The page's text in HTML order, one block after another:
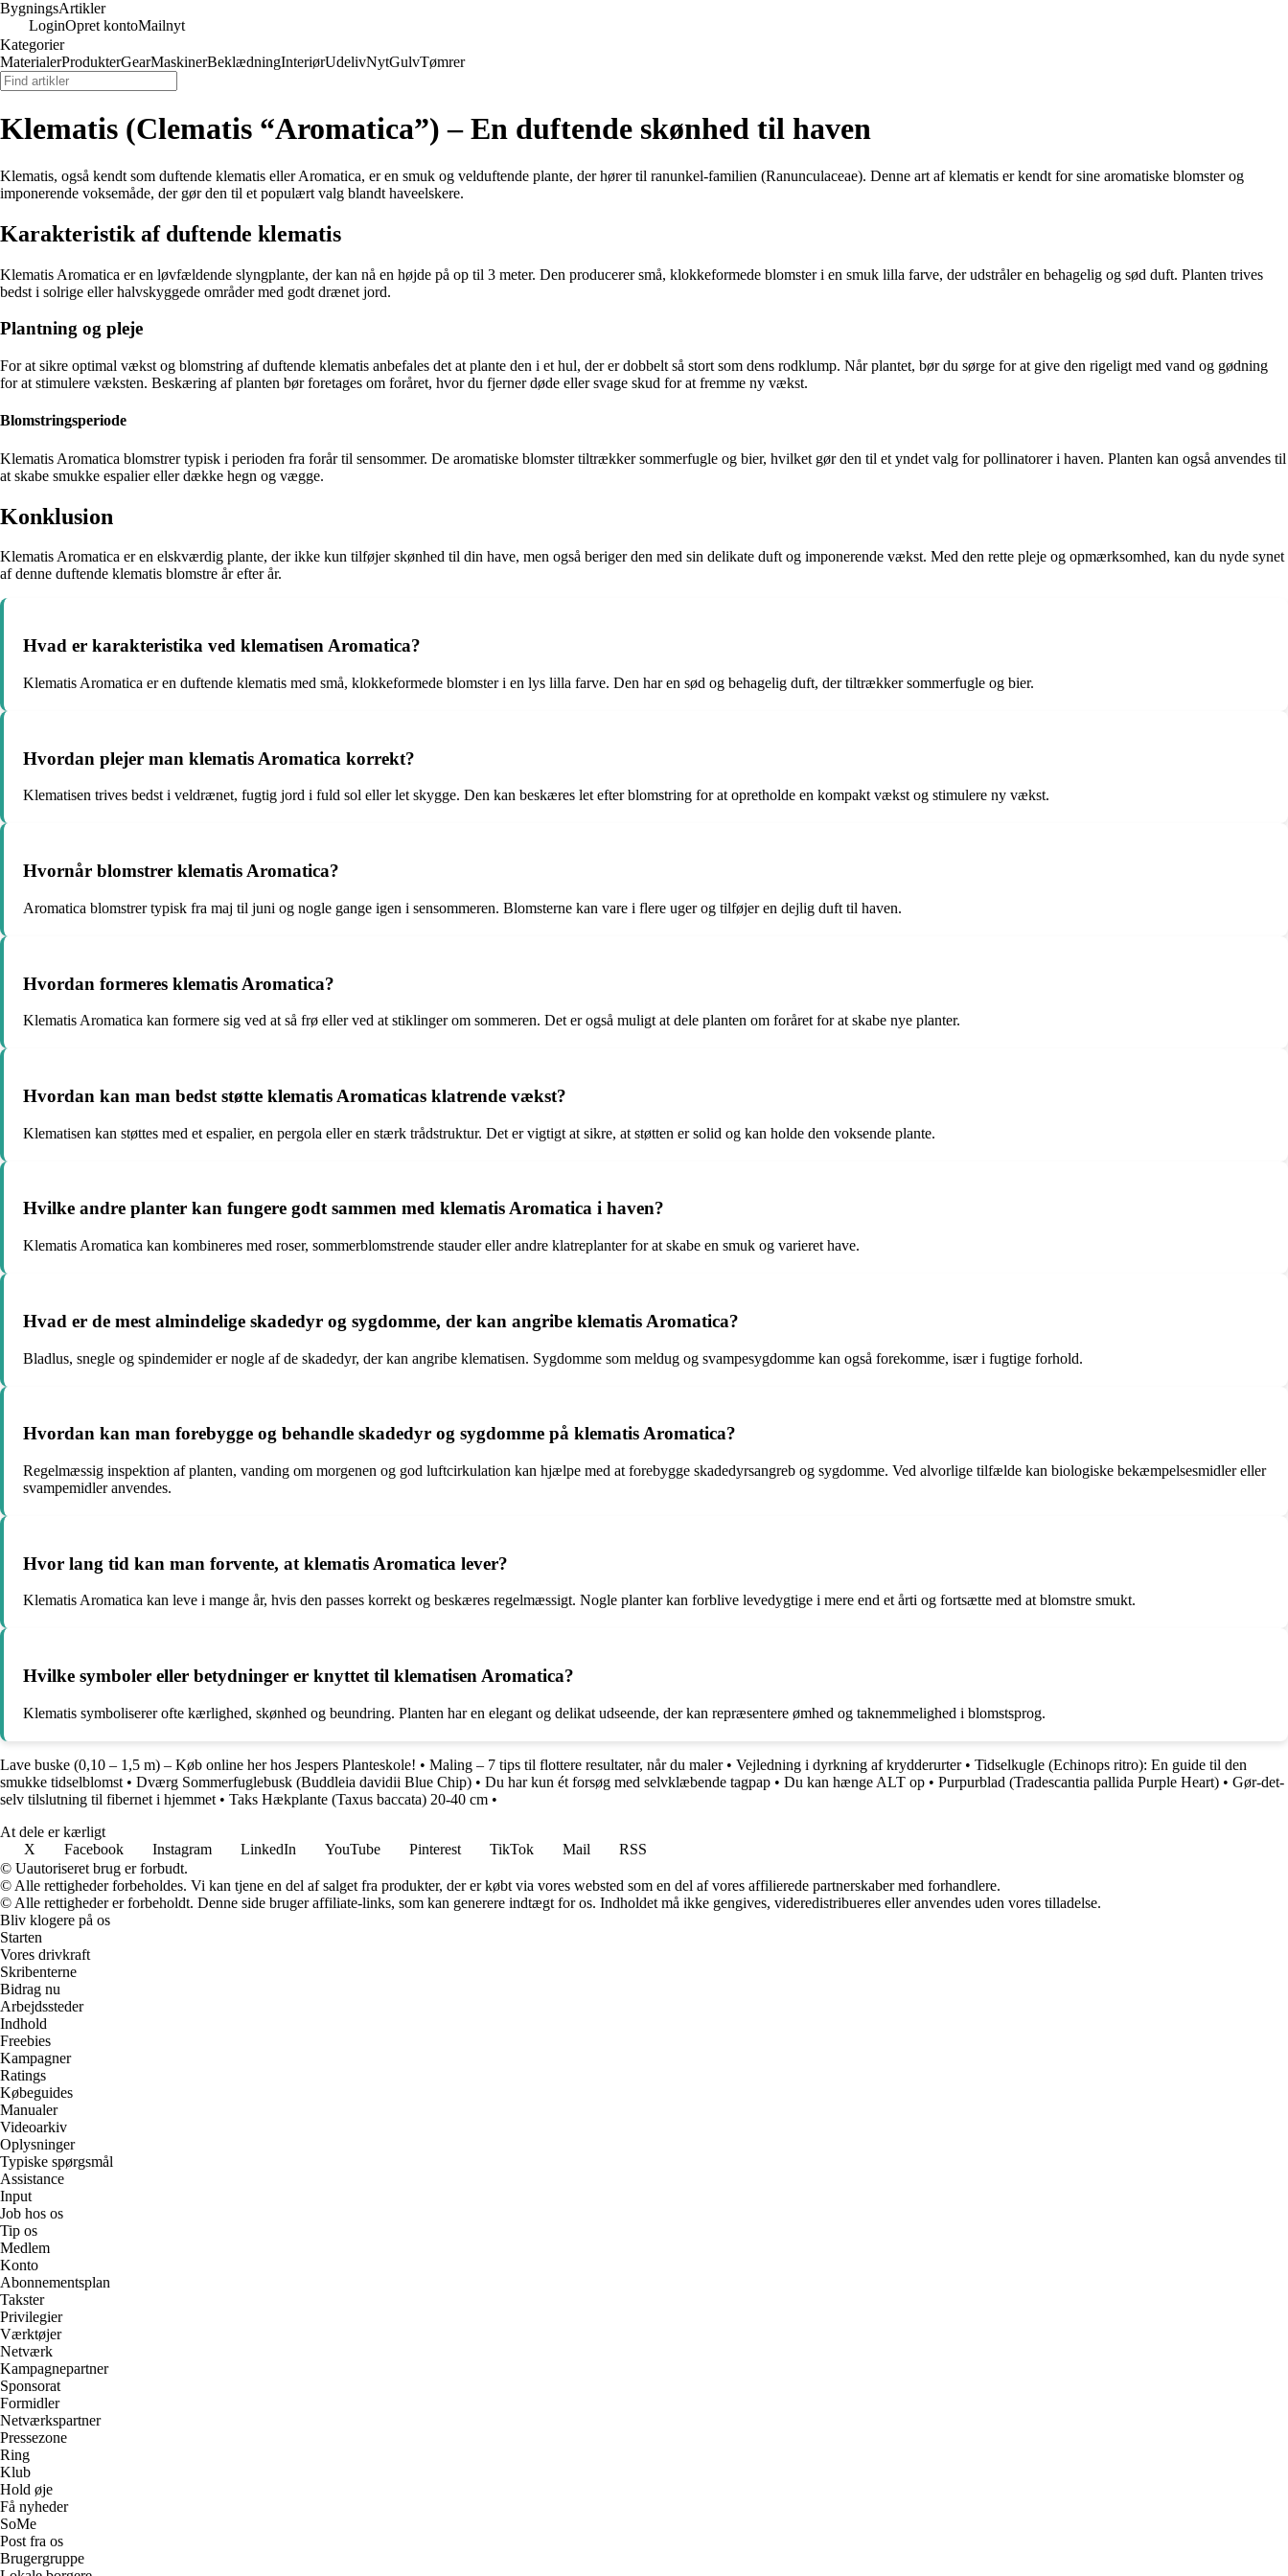
BygningsArtikler
LoginOpret kontoMailnyt
Kategorier
MaterialerProdukterGearMaskinerBeklædningInteriørUdelivNytGulvTømrer
Klematis (Clematis “Aromatica”) – En duftende skønhed til haven
Klematis, også kendt som duftende klematis eller Aromatica, er en smuk og velduftende plante, der hører til ranunkel-familien (Ranunculaceae). Denne art af klematis er kendt for sine aromatiske blomster og
imponerende voksemåde, der gør den til et populært valg blandt haveelskere.
Karakteristik af duftende klematis
Klematis Aromatica er en løvfældende slyngplante, der kan nå en højde på op til 3 meter. Den producerer små, klokkeformede blomster i en smuk lilla farve, der udstråler en behagelig og sød duft. Planten trives
bedst i solrige eller halvskyggede områder med godt drænet jord.
Plantning og pleje
For at sikre optimal vækst og blomstring af duftende klematis anbefales det at plante den i et hul, der er dobbelt så stort som dens rodklump. Når plantet, bør du sørge for at give den rigeligt med vand og gødning
for at stimulere væksten. Beskæring af planten bør foretages om foråret, hvor du fjerner døde eller svage skud for at fremme ny vækst.
Blomstringsperiode
Klematis Aromatica blomstrer typisk i perioden fra forår til sensommer. De aromatiske blomster tiltrækker sommerfugle og bier, hvilket gør den til et yndet valg for pollinatorer i haven. Planten kan også anvendes til
at skabe smukke espalier eller dække hegn og vægge.
Konklusion
Klematis Aromatica er en elskværdig plante, der ikke kun tilføjer skønhed til din have, men også beriger den med sin delikate duft og imponerende vækst. Med den rette pleje og opmærksomhed, kan du nyde synet
af denne duftende klematis blomstre år efter år.
Hvad er karakteristika ved klematisen Aromatica?
Klematis Aromatica er en duftende klematis med små, klokkeformede blomster i en lys lilla farve. Den har en sød og behagelig duft, der tiltrækker sommerfugle og bier.
Hvordan plejer man klematis Aromatica korrekt?
Klematisen trives bedst i veldrænet, fugtig jord i fuld sol eller let skygge. Den kan beskæres let efter blomstring for at opretholde en kompakt vækst og stimulere ny vækst.
Hvornår blomstrer klematis Aromatica?
Aromatica blomstrer typisk fra maj til juni og nogle gange igen i sensommeren. Blomsterne kan vare i flere uger og tilføjer en dejlig duft til haven.
Hvordan formeres klematis Aromatica?
Klematis Aromatica kan formere sig ved at så frø eller ved at stiklinger om sommeren. Det er også muligt at dele planten om foråret for at skabe nye planter.
Hvordan kan man bedst støtte klematis Aromaticas klatrende vækst?
Klematisen kan støttes med et espalier, en pergola eller en stærk trådstruktur. Det er vigtigt at sikre, at støtten er solid og kan holde den voksende plante.
Hvilke andre planter kan fungere godt sammen med klematis Aromatica i haven?
Klematis Aromatica kan kombineres med roser, sommerblomstrende stauder eller andre klatreplanter for at skabe en smuk og varieret have.
Hvad er de mest almindelige skadedyr og sygdomme, der kan angribe klematis Aromatica?
Bladlus, snegle og spindemider er nogle af de skadedyr, der kan angribe klematisen. Sygdomme som meldug og svampesygdomme kan også forekomme, især i fugtige forhold.
Hvordan kan man forebygge og behandle skadedyr og sygdomme på klematis Aromatica?
Regelmæssig inspektion af planten, vanding om morgenen og god luftcirkulation kan hjælpe med at forebygge skadedyrsangreb og sygdomme. Ved alvorlige tilfælde kan biologiske bekæmpelsesmidler eller
svampemidler anvendes.
Hvor lang tid kan man forvente, at klematis Aromatica lever?
Klematis Aromatica kan leve i mange år, hvis den passes korrekt og beskæres regelmæssigt. Nogle planter kan forblive levedygtige i mere end et årti og fortsætte med at blomstre smukt.
Hvilke symboler eller betydninger er knyttet til klematisen Aromatica?
Klematis symboliserer ofte kærlighed, skønhed og beundring. Planten har en elegant og delikat udseende, der kan repræsentere ømhed og taknemmelighed i blomstsprog.
Lave buske (0,10 – 1,5 m) – Køb online her hos Jespers Planteskole! • Maling – 7 tips til flottere resultater, når du maler• Vejledning i dyrkning af krydderurter• Tidselkugle (Echinops ritro): En guide til den
smukke tidselblomst • Dværg Sommerfuglebusk (Buddleia davidii Blue Chip) • Du har kun ét forsøg med selvklæbende tagpap • Du kan hænge ALT op • Purpurblad (Tradescantia pallida Purple Heart) • Gør-det-
selv tilslutning til fibernet i hjemmet • Taks Hækplante (Taxus baccata) 20-40 cm •
At dele er kærligt
X
Facebook Instagram LinkedIn YouTube Pinterest TikTok Mail
RSS
© Uautoriseret brug er forbudt.
© Alle rettigheder forbeholdes. Vi kan tjene en del af salget fra produkter, der er købt via vores websted som en del af vores affilierede partnerskaber med forhandlere.
© Alle rettigheder er forbeholdt. Denne side bruger affiliate-links, som kan generere indtægt for os. Indholdet må ikke gengives, videredistribueres eller anvendes uden vores tilladelse.
Bliv klogere på os
Starten
Vores drivkraft
Skribenterne
Bidrag nu
Arbejdssteder
Indhold
Freebies
Kampagner
Ratings
Købeguides
Manualer
Videoarkiv
Oplysninger
Typiske spørgsmål
Assistance
Input
Job hos os
Tip os
Medlem
Konto
Abonnementsplan
Takster
Privilegier
Værktøjer
Netværk
Kampagnepartner
Sponsorat
Formidler
Netværkspartner
Pressezone
Ring
Klub
Hold øje
Få nyheder
SoMe
Post fra os
Brugergruppe